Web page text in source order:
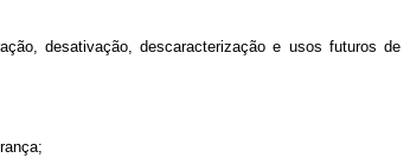
desativação, descaracterização e usos futuros de